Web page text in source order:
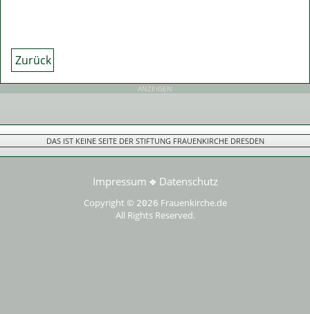
Zurück
ANZEIGEN
DAS IST KEINE SEITE DER STIFTUNG FRAUENKIRCHE DRESDEN
Impressum ❖ Datenschutz
Copyright © 2026 Frauenkirche.de
All Rights Reserved.